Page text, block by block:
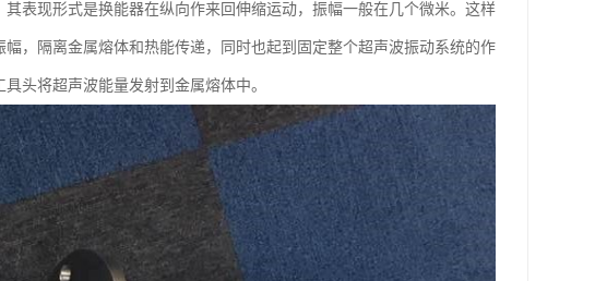
表现形式是换能器在纵向作来回伸缩运动，振幅一般在几个微米。这样
，隔离金属熔体和热能传递，同时也起到固定整个超声波振动系统的作
头将超声波能量发射到金属熔体中。